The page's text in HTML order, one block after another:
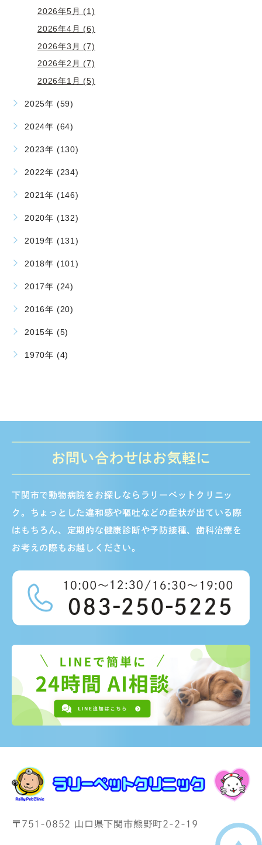
2026年5月 (1)
2026年4月 (6)
2026年3月 (7)
2026年2月 (7)
2026年1月 (5)
2025年 (59)
2024年 (64)
2023年 (130)
2022年 (234)
2021年 (146)
2020年 (132)
2019年 (131)
2018年 (101)
2017年 (24)
2016年 (20)
2015年 (5)
1970年 (4)
お問い合わせはお気軽に
下関市で動物病院をお探しならラリーペットクリニッ
ク。ちょっとした違和感や嘔吐などの症状が出ている際
はもちろん、定期的な健康診断や予防接種、歯科治療を
お考えの際もお越しください。
〒751-0852 山口県下関市熊野町2-2-19